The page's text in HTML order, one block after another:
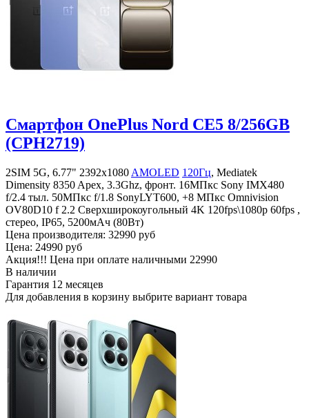
Смартфон OnePlus Nord CE5 8/256GB
(CPH2719)
2SIM 5G, 6.77" 2392x1080 AMOLED 120Гц, Mediatek
Dimensity 8350 Apex, 3.3Ghz, фронт. 16МПкс Sony IMX480
f/2.4 тыл. 50MПкс f/1.8 SonyLYT600, +8 МПкс Omnivision
OV80D10 f 2.2 Сверхширокоугольный 4K 120fps\1080p 60fps ,
стерео, IP65, 5200мАч (80Вт)
Цена производителя: 32990 руб
Цена: 24990 руб
Акция!!! Цена при оплате наличными 22990
В наличии
Гарантия 12 месяцев
Для добавления в корзину выбрите вариант товара